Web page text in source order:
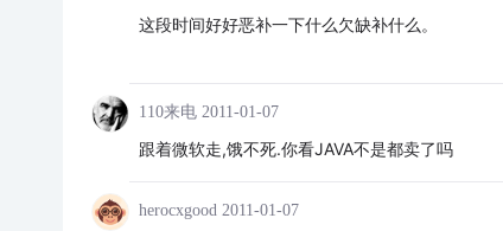
这段时间好好恶补一下什么欠缺补什么。
110来电 2011-01-07
跟着微软走,饿不死.你看JAVA不是都卖了吗
herocxgood 2011-01-07